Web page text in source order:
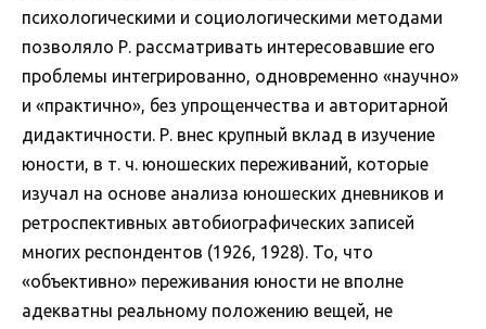
психологическими и социологическими методами
позволяло Р. рассматривать интересовавшие его
проблемы интегрированно, одновременно «научно»
и «практично», без упрощенчества и авторитарной
дидактичности. Р. внес крупный вклад в изучение
юности, в т. ч. юношеских переживаний, которые
изучал на основе анализа юношеских дневников и
ретроспективных автобиографических записей
многих респондентов (1926, 1928). То, что
«объективно» переживания юности не вполне
адекватны реальному положению вещей, не